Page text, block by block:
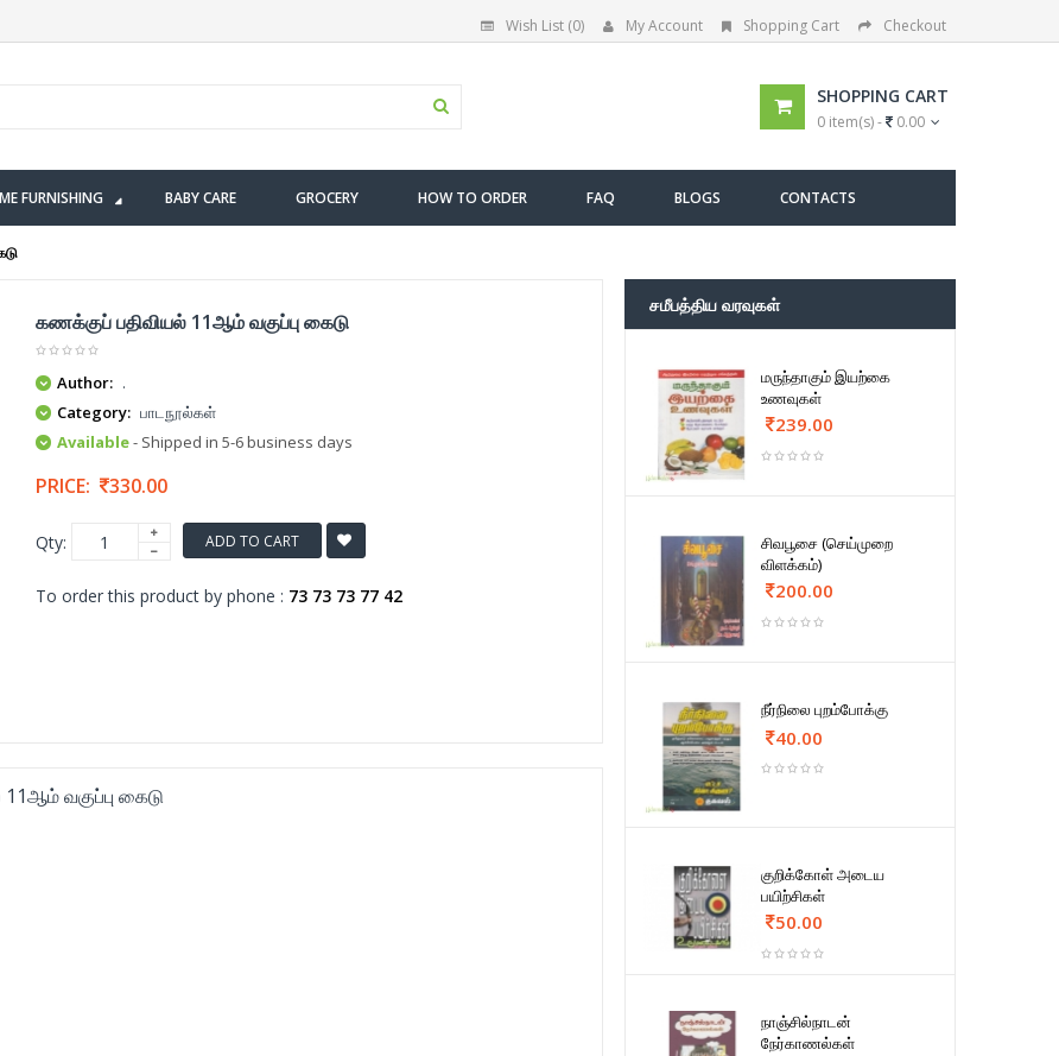
Wish List (0) My Account Shopping Cart Checkout
SHOPPING CART
0 item(s) - 0.00
FURNISHING BABY CARE GROCERY HOW TO ORDER FAQ BLOGS CONTACTS
கணக்குப் பதிவியல் 11ஆம் வகுப்பு கைடு
Author: .
Category: பாடநூல்கள்
Available- Shipped in 5-6 business days
PRICE: 330.00
Qty: ADD TO CART
To order this product by phone : 73 73 73 77 42
வகுப்பு கைடு
சமீபத்திய வரவுகள்
மருந்தாகும் இயற்கை
உணவுகள்
239.00
சிவபூசை (செய்முறை
விளக்கம்)
200.00
நீர்நிலை புறம்போக்கு
40.00
குறிக்கோள் அடைய
பயிற்சிகள்
50.00
நாஞ்சில்நாடன்
நேர்காணல்கள்